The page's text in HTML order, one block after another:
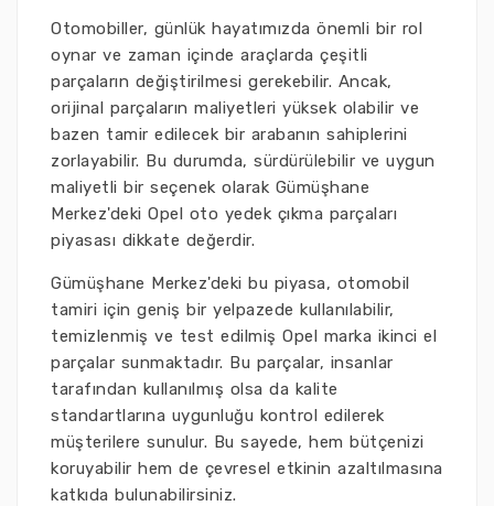
Otomobiller, günlük hayatımızda önemli bir rol
oynar ve zaman içinde araçlarda çeşitli
parçaların değiştirilmesi gerekebilir. Ancak,
orijinal parçaların maliyetleri yüksek olabilir ve
bazen tamir edilecek bir arabanın sahiplerini
zorlayabilir. Bu durumda, sürdürülebilir ve uygun
maliyetli bir seçenek olarak Gümüşhane
Merkez'deki Opel oto yedek çıkma parçaları
piyasası dikkate değerdir.
Gümüşhane Merkez'deki bu piyasa, otomobil
tamiri için geniş bir yelpazede kullanılabilir,
temizlenmiş ve test edilmiş Opel marka ikinci el
parçalar sunmaktadır. Bu parçalar, insanlar
tarafından kullanılmış olsa da kalite
standartlarına uygunluğu kontrol edilerek
müşterilere sunulur. Bu sayede, hem bütçenizi
koruyabilir hem de çevresel etkinin azaltılmasına
katkıda bulunabilirsiniz.